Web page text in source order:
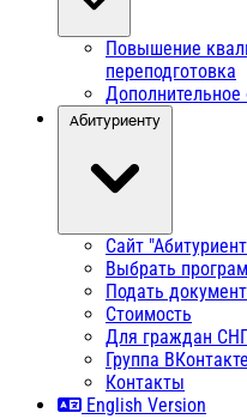
Повышение
переподготовка
Дополнительное
Абитуриенту
Сайт
Выбрать
Подать
Стоимость
Для граждан
Группа ВКонтакте
Контакты
English Version